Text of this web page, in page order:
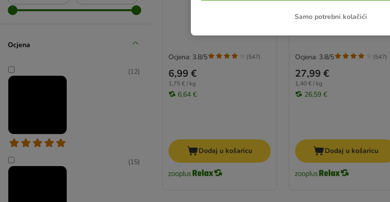
Ocjena
(12)
(15)
6,99 €
1,75 € / kg
6,64 €
Ocjena: 3.8/5 (547)
Dodaj u košaricu
27,99 €
1,40 € / kg
26,59 €
Ocjena: 3.8/5 (547)
Dodaj u košaricu
Samo potrebni kolačići